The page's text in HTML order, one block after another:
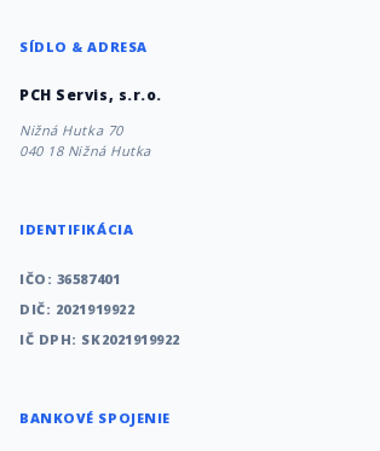
SÍDLO & ADRESA
PCH Servis, s.r.o.
Nižná Hutka 70
040 18 Nižná Hutka
IDENTIFIKÁCIA
IČO: 36587401
DIČ: 2021919922
IČ DPH: SK2021919922
BANKOVÉ SPOJENIE